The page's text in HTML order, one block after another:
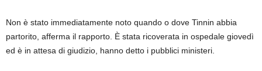
Non è stato immediatamente noto quando o dove Tinnin abbia
partorito, afferma il rapporto. È stata ricoverata in ospedale giovedì
ed è in attesa di giudizio, hanno detto i pubblici ministeri.